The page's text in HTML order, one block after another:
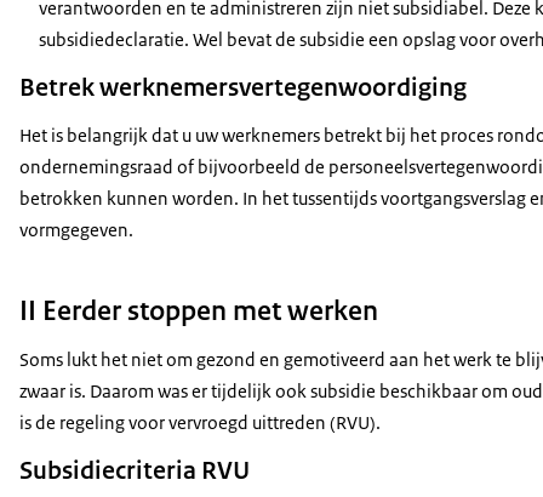
verantwoorden en te administreren zijn niet subsidiabel. Deze
subsidiedeclaratie. Wel bevat de subsidie een opslag voor
Betrek werknemersvertegenwoordiging
Het is belangrijk dat u uw werknemers betrekt bij het proces
ondernemingsraad of bijvoorbeeld de
betrokken kunnen worden. In het tussentijds
vormgegeven.
II Eerder stoppen met werken
Soms lukt het niet om gezond en gemotiveerd aan het werk te
zwaar is. Daarom was er tijdelijk ook subsidie beschikbaar om
is de regeling voor vervroegd uittreden (RVU).
Subsidiecriteria RVU